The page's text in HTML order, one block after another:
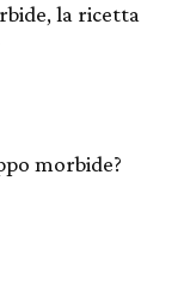
la ricetta
morbide?